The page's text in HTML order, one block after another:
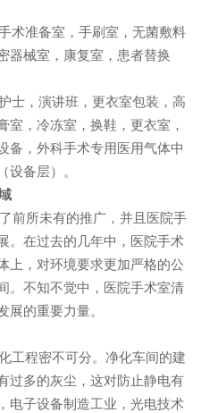
术准备室，手刷室，无菌敷料
器械室，康复室，患者替换
士，演讲班，更衣室包装，高
室，冷冻室，换鞋，更衣室，
备，外科手术专用医用气体中
设备层）。
前所未有的推广，并且医院手
。在过去的几年中，医院手术
上，对环境要求更加严格的公
。不知不觉中，医院手术室清
展的重要力量。
工程密不可分。净化车间的建
过多的灰尘，这对防止静电有
电子设备制造工业，光电技术